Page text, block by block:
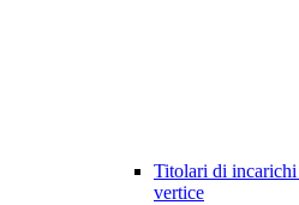
Titolari di
vertice